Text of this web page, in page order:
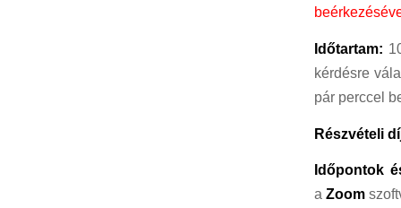
Időtartam:
kérdésre
pár perccel
Részvételi
Időpontok
a Zoom